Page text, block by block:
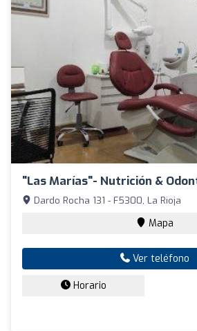
"Las Marías"- Nutrición &
Dardo Rocha 131 - F5300, La Rioja
Mapa
Ver teléfono
Horario